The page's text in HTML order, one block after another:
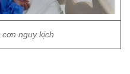
nguy kịch